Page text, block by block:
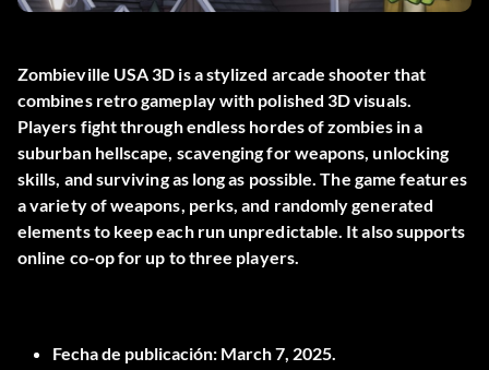
Zombieville USA 3D is a stylized arcade shooter that
combines retro gameplay with polished 3D visuals.
Players fight through endless hordes of zombies in a
suburban hellscape, scavenging for weapons, unlocking
skills, and surviving as long as possible. The game features
a variety of weapons, perks, and randomly generated
elements to keep each run unpredictable. It also supports
online co-op for up to three players.
Fecha de publicación: March 7, 2025.